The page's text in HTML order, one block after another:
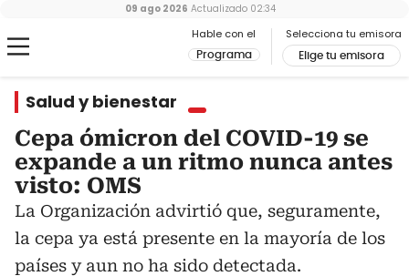
Hable con el
Programa
Selecciona tu emisora
Elige tu emisora
09 ago 2026 Actualizado 02:34
Salud y bienestar
Cepa ómicron del COVID-19 se
expande a un ritmo nunca antes
visto: OMS
La Organización advirtió que, seguramente,
la cepa ya está presente en la mayoría de los
países y aun no ha sido detectada.